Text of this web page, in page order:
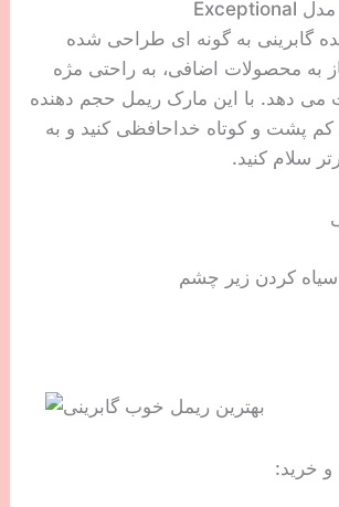
گابرینی به گونه ای طراحی شده
به محصولات اضافی، به راحتی مژه
می دهد. با این مارک ریمل حجم دهنده
پشت و کوتاه خداحافظی کنید و به
سلام کنید.
کردن زیر چشم
خرید: